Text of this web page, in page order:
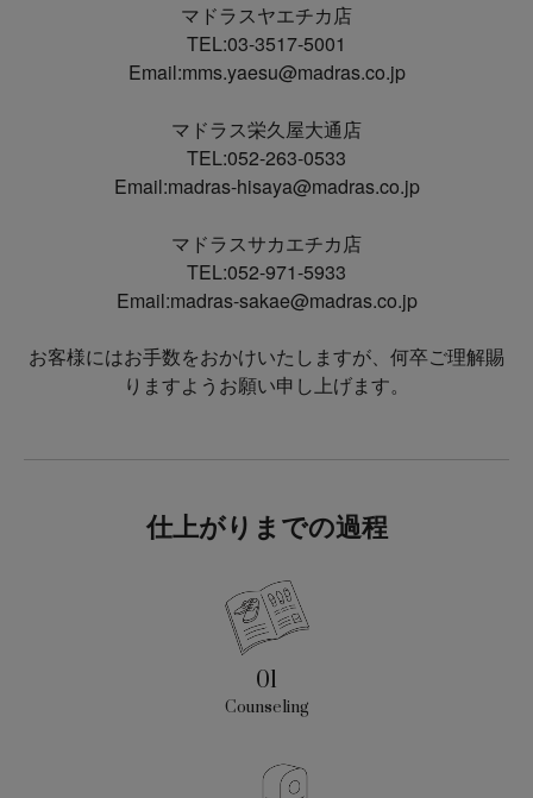
マドラスヤエチカ店
TEL:03-3517-5001
Email:mms.yaesu@madras.co.jp
マドラス栄久屋大通店
TEL:052-263-0533
Email:madras-hisaya@madras.co.jp
マドラスサカエチカ店
TEL:052-971-5933
Email:madras-sakae@madras.co.jp
お客様にはお手数をおかけいたしますが、何卒ご理解賜
りますようお願い申し上げます。
仕上がりまでの過程
01
Counseling